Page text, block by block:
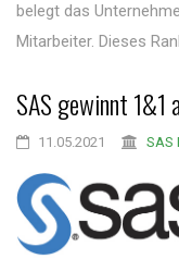
belegt das
Mitarbeiter. Dieses
SAS gewinnt 1&1
11.05.2021 SAS